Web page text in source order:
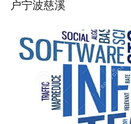
户宁波慈溪